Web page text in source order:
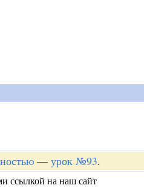
— урок №93.
ссылкой на наш сайт